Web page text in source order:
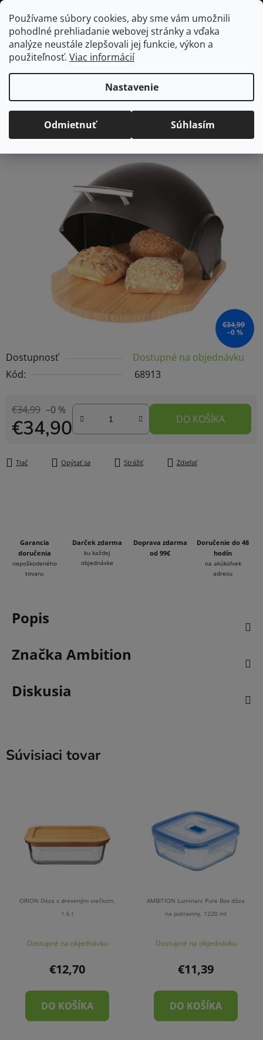
Používame súbory cookies, aby sme vám umožnili
pohodlné prehliadanie webovej stránky a vďaka
analýze neustále zlepšovali jej funkcie, výkon a
použiteľnosť. Viac informácií
Nastavenie
Odmietnuť Súhlasím
Prejsť
na
obsah
Hľadať
Domov
/ Kuchyňa / Skladovanie a organizácia potravín / Chlebník
Bambusový chlebník s plastovým vekom čierny
Dostupnosť
Dostupné na objednávku
Kód:
68913
€34,99 –0 %
€34,90 DO KOŠÍKA
Tlač Opýtať sa Strážiť Zdieľať
Bambusový chlebník s
plastovým vekom čierny
Priemerné
hodnotenie
Neohodnotené
Podrobnosti hodnotenia
€34,99
–0 %
Garancia
doručenia
nepoškodeného
tovaru
Darček zdarma
ku každej
objednávke
Doprava zdarma
od 99€
Doručenie do 48
hodín
na akúkoľvek
adresu
Popis
Značka Ambition
Diskusia
Súvisiaci tovar
ORION Dóza s dreveným viečkom,
1,6 l
Dostupné na objednávku
€12,70
DO KOŠÍKA
AMBITION Luminarc Pure Box dóza
na potraviny, 1220 ml
Dostupné na objednávku
€11,39
DO KOŠÍKA